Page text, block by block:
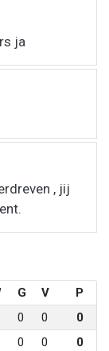
ja
, jij
G V
P
0 0
0
0 0
0